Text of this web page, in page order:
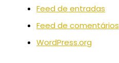
Feed de entradas
Feed de comentários
WordPress.org